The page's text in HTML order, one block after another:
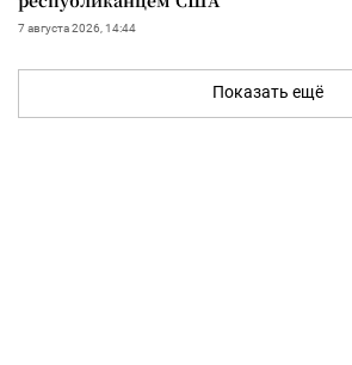
7 августа 2026, 14:44
Показать ещё